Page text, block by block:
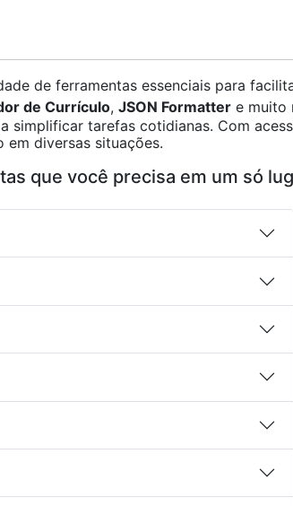
de ferramentas essenciais para
de Currículo, JSON Formatter e muito
simplificar tarefas cotidianas. Com
diversas situações.
que você precisa em um só